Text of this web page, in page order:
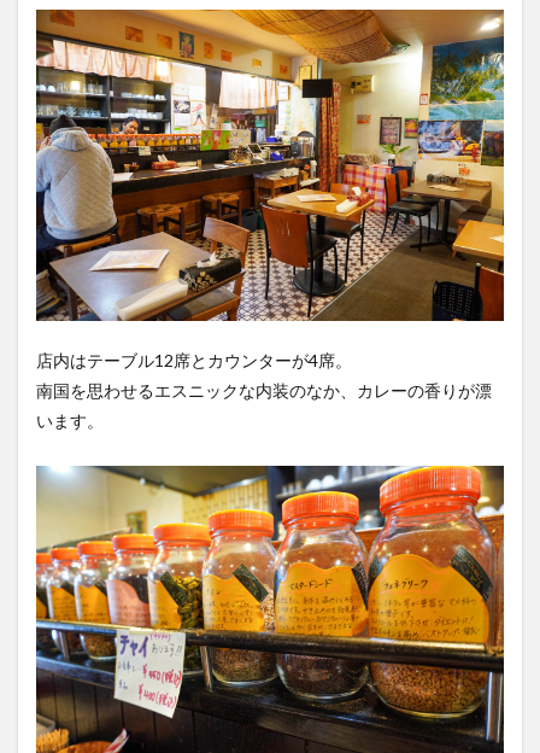
店内はテーブル12席とカウンターが4席。
南国を思わせるエスニックな内装のなか、カレーの香りが漂
います。